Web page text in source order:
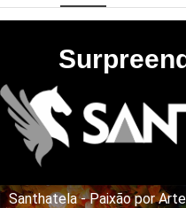
Santhatela - Paixão por Arte